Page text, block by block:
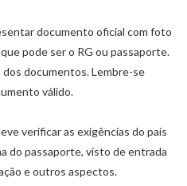
documento oficial com foto
pode ser o RG ou passaporte.
documentos. Lembre-se
válido.
verificar as exigências do país
do passaporte, visto de entrada
e outros aspectos.